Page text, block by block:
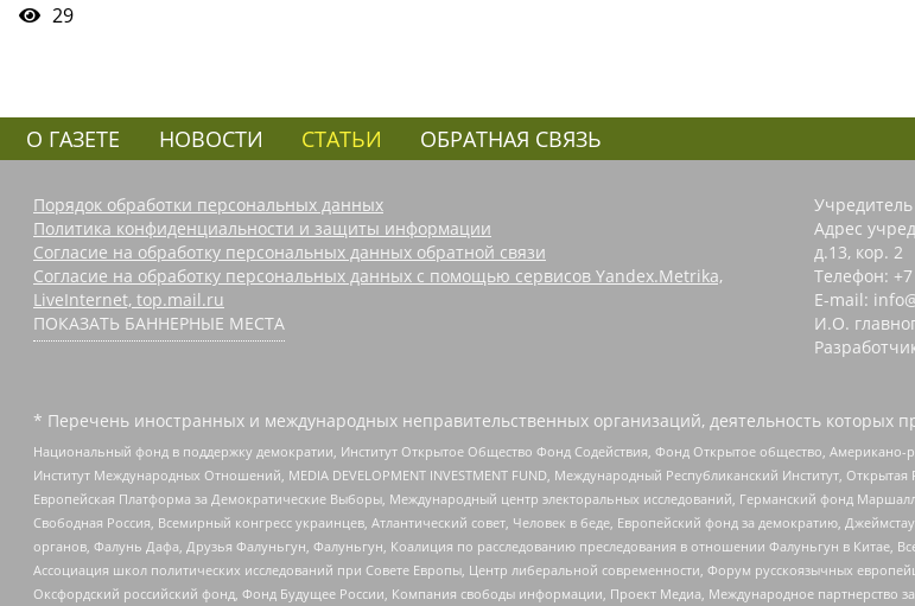
29
О ГАЗЕТЕ НОВОСТИ СТАТЬИ ОБРАТНАЯ СВЯЗЬ
Порядок обработки персональных данных
Политика конфиденциальности и защиты информации
Согласие на обработку персональных данных обратной связи
Согласие на обработку персональных данных с помощью сервисов Yandex.Metrika,
LiveInternet, top.mail.ru
ПОКАЗАТЬ БАННЕРНЫЕ МЕСТА
Адрес
д.13, кор. 2
Телефон: +7
E-mail:
И.О.
* Перечень иностранных и международных неправительственных организаций, деятельность которых
Национальный фонд в поддержку демократии, Институт Открытое Общество Фонд Содействия, Фонд Открытое общество,
Институт Международных Отношений, MEDIA DEVELOPMENT INVESTMENT FUND, Международный Республиканский Институт,
Европейская Платформа за Демократические Выборы, Международный центр электоральных исследований, Германский фонд
Свободная Россия, Всемирный конгресс украинцев, Атлантический совет, Человек в беде, Европейский фонд за демократию,
органов, Фалунь Дафа, Друзья Фалуньгун, Фалуньгун, Коалиция по расследованию преследования в отношении Фалуньгун в Китае,
Ассоциация школ политических исследований при Совете Европы, Центр либеральной современности, Форум русскоязычных
Оксфордский российский фонд, Фонд Будущее России, Компания свободы информации, Проект Медиа, Международное партнерство